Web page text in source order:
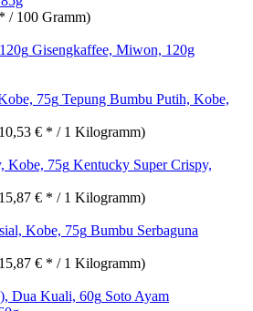
/ 100 Gramm)
Gisengkaffee, Miwon, 120g
Tepung Bumbu Putih, Kobe,
€ * / 1 Kilogramm)
Kentucky Super Crispy,
€ * / 1 Kilogramm)
Bumbu Serbaguna
€ * / 1 Kilogramm)
Soto Ayam